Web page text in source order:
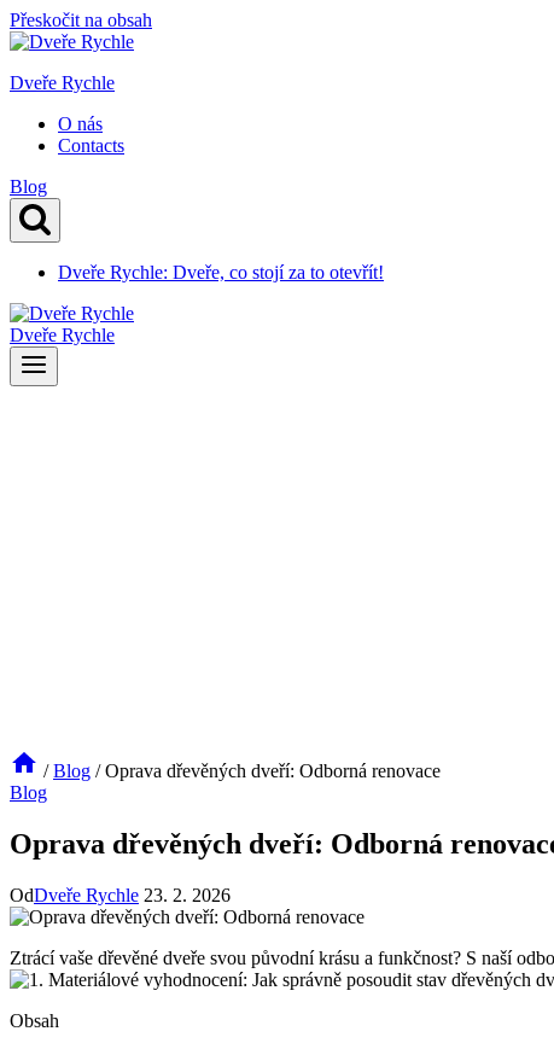
Přeskočit na obsah
Dveře Rychle
O nás
Contacts
Blog
Dveře Rychle: Dveře, co stojí za to otevřít!
Dveře Rychle
/ Blog / Oprava dřevěných dveří: Odborná renovace
Blog
Oprava dřevěných dveří: Odborná
OdDveře Rychle 23. 2. 2026
Ztrácí vaše dřevěné dveře svou původní krásu a funkčnost? S naší
Obsah